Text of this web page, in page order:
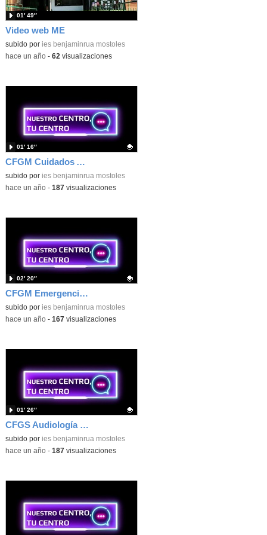
Video web ME
subido por ies benjaminrua mostoles
01′ 49″
-hace un año- 62 visualizaciones
CFGM Cuidados Auxiliares de Enfermería. IES Benjamín Rúa
Contenido educativo.
subido por ies benjaminrua mostoles
01′ 16″
-hace un año- 187 visualizaciones
CFGM Emergencias Sanitarias. IES Benjamín Rúa
Contenido educativo.
subido por ies benjaminrua mostoles
02′ 20″
-hace un año- 167 visualizaciones
CFGS Audiología Protésica. IES Benjamín Rúa
Contenido educativo.
subido por ies benjaminrua mostoles
01′ 26″
-hace un año- 187 visualizaciones